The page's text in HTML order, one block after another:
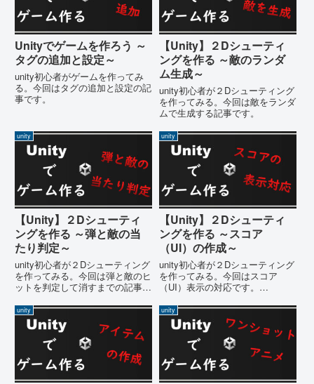
Unityでゲームを作ろう ～
タグの追加と設定～
unity初心者がゲームを作ってみ
る。今回はタグの追加と設定の記
事です。
【Unity】２Dシューティ
ングを作る ～敵のランダ
ム生成～
unity初心者が２Dシューティング
を作ってみる。今回は敵をランダ
ムで生成する記事です。
unity
【Unity】２Dシューティ
ングを作る ～弾と敵の当
たり判定～
unity初心者が２Dシューティング
を作ってみる。今回は弾と敵のヒ
ットを判定して消すまでの記事で
unity
【Unity】２Dシューティ
ングを作る ～スコア
（UI）の作成～
unity初心者が２Dシューティング
を作ってみる。今回はスコア
（UI）表示の対応です。
イスして作っていきます。
unity unity